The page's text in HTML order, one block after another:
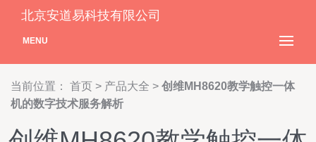
北京安道易科技有限公司
MENU
当前位置： 首页 > 产品大全 > 创维MH8620教学触控一体
机的数字技术服务解析